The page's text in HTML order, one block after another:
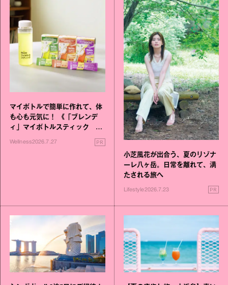
マイボトルで簡単に作れて、体
も心も元気に！ 《「ブレンデ
ィ」マイボトルスティック い
いこと毎日》シリーズが誕生
Wellness2026.7.27 PR
小芝風花が出合う、夏のリゾナ
ーレ八ヶ岳。日常を離れて、満
たされる旅へ
Lifestyle2026.7.23 PR